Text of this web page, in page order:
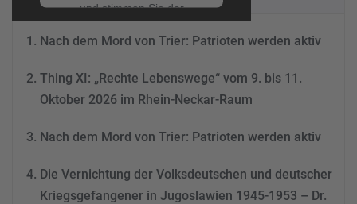
und stimmen Sie der
Nutzung des Service zu, um
dieses Video anzusehen.
Mehr Informationen
Consent Management
&
Nach dem Mord von Trier: Patrioten werden aktiv
Thing XI: „Rechte Lebenswege“ vom 9. bis 11.
Oktober 2026 im Rhein-Neckar-Raum
Nach dem Mord von Trier: Patrioten werden aktiv
Die Vernichtung der Volksdeutschen und deutscher
Kriegsgefangener in Jugoslawien 1945-1953 – Dr.